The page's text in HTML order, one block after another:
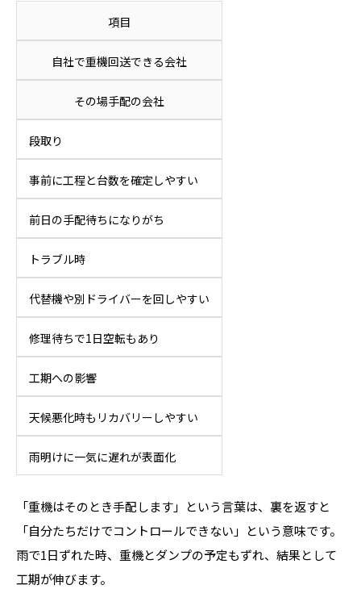
項目
自社で重機回送できる会社
その場手配の会社
段取り
事前に工程と台数を確定しやすい
前日の手配待ちになりがち
トラブル時
代替機や別ドライバーを回しやすい
修理待ちで1日空転もあり
工期への影響
天候悪化時もリカバリーしやすい
雨明けに一気に遅れが表面化
「重機はそのとき手配します」という言葉は、裏を返すと
「自分たちだけでコントロールできない」という意味です。
雨で1日ずれた時、重機とダンプの予定もずれ、結果として
工期が伸びます。